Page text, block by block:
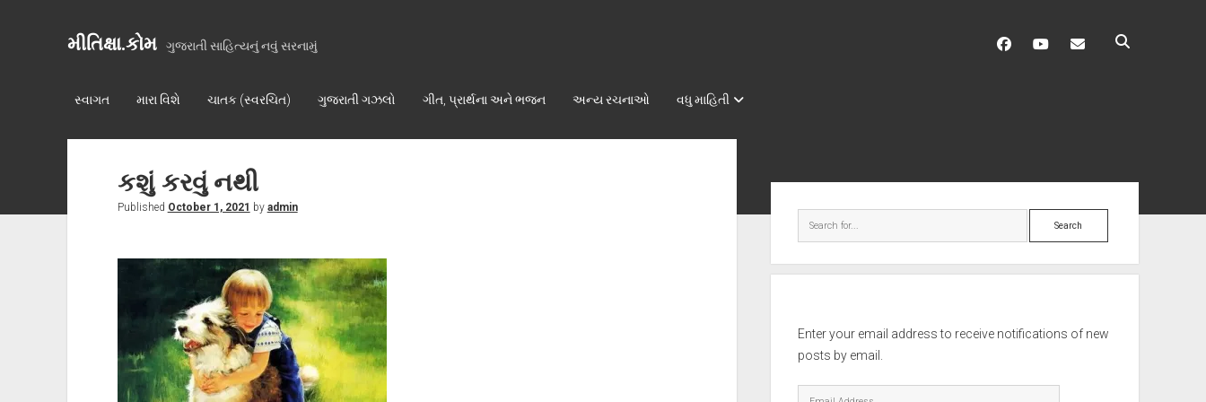
મીતિક્ષા.કોમ ગુજરાતી સાહિત્યનું નવું સરનામું
facebookyoutubehello@mitixa.com
સ્વાગત મારા વિશે ચાતક (સ્વરચિત) ગુજરાતી ગઝલો ગીત, પ્રાર્થના અને ભજન અન્ય રચનાઓ વધુ માહિતી
કશું કરવું નથી
Published October 1, 2021 by admin
Search
Enter your email address to receive notifications of new
posts by email.
Email